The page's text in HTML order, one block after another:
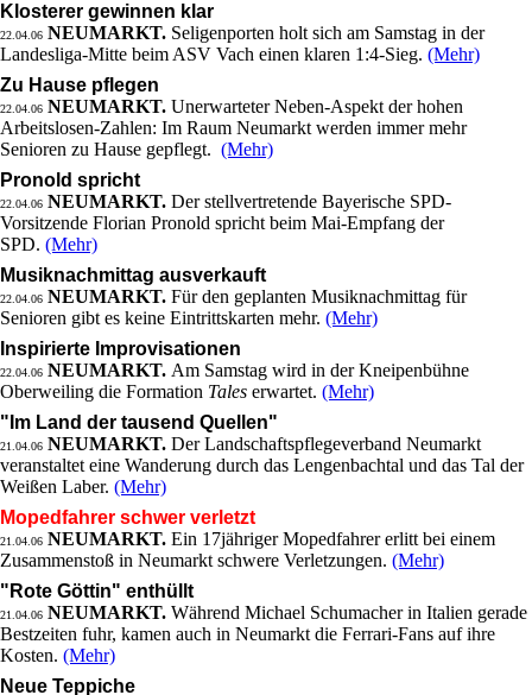
Klosterer gewinnen klar
22.04.06 NEUMARKT. Seligenporten holt sich am Samstag in der
Landesliga-Mitte beim ASV Vach einen klaren 1:4-Sieg. (Mehr)
Zu Hause pflegen
22.04.06 NEUMARKT. Unerwarteter Neben-Aspekt der hohen
Arbeitslosen-Zahlen: Im Raum Neumarkt werden immer mehr
Senioren zu Hause gepflegt. (Mehr)
Pronold spricht
22.04.06 NEUMARKT. Der stellvertretende Bayerische SPD-
Vorsitzende Florian Pronold spricht beim Mai-Empfang der
SPD. (Mehr)
Musiknachmittag ausverkauft
22.04.06 NEUMARKT. Für den geplanten Musiknachmittag für
Senioren gibt es keine Eintrittskarten mehr. (Mehr)
Inspirierte Improvisationen
22.04.06 NEUMARKT. Am Samstag wird in der Kneipenbühne
Oberweiling die Formation Tales erwartet. (Mehr)
"Im Land der tausend Quellen"
21.04.06 NEUMARKT. Der Landschaftspflegeverband Neumarkt
veranstaltet eine Wanderung durch das Lengenbachtal und das Tal der
Weißen Laber. (Mehr)
Mopedfahrer schwer verletzt
21.04.06 NEUMARKT. Ein 17jähriger Mopedfahrer erlitt bei einem
Zusammenstoß in Neumarkt schwere Verletzungen. (Mehr)
"Rote Göttin" enthüllt
21.04.06 NEUMARKT. Während Michael Schumacher in Italien gerade
Bestzeiten fuhr, kamen auch in Neumarkt die Ferrari-Fans auf ihre
Kosten. (Mehr)
Neue Teppiche